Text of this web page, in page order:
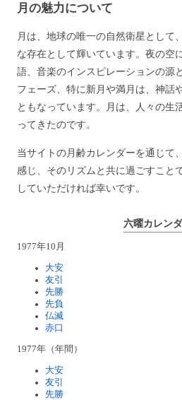
月の魅力について
月は、地球の唯一の自然衛星として
な存在として輝いています。夜の空
語、音楽のインスピレーションの源
フェーズ、特に新月や満月は、神話
ともなっています。月は、人々の生
ってきたのです。
当サイトの月齢カレンダーを通じて
感じ、そのリズムと共に過ごすこと
していただければ幸いです。
六曜カレン
1977年10月
大安
友引
先勝
先負
仏滅
赤口
1977年（年間）
大安
友引
先勝